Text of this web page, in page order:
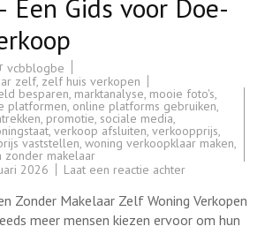
Een Gids voor Doe-
vcbblogbe
zelf, zelf huis verkopen
besparen, marktanalyse, mooie foto's,
platformen, online platforms gebruiken,
, promotie, sociale media,
, verkoop afsluiten, verkoopprijs,
vaststellen, woning verkoopklaar maken,
makelaar
2026 Laat een reactie achterop
Zelf
Uw
Woning
Zonder
Zonder Makelaar Zelf Woning Verkopen
meer mensen kiezen ervoor om hun